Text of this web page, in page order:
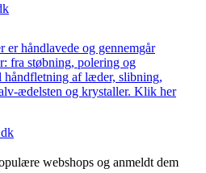
håndlavede og gennemgår
fra støbning, polering og
håndfletning af læder, slibning,
ædelsten og krystaller. Klik her
webshops og anmeldt dem